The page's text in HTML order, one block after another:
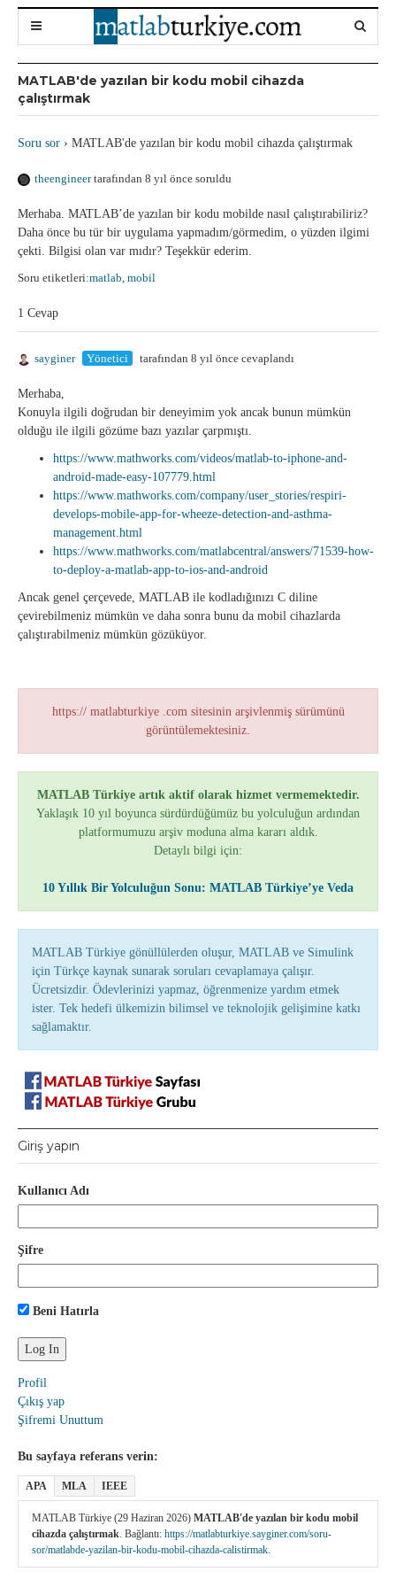
MATLAB'de yazılan bir kodu mobil cihazda
çalıştırmak
Soru sor › MATLAB'de yazılan bir kodu mobil cihazda çalıştırmak
theengineertarafından 8 yıl önce soruldu
Merhaba. MATLAB’de yazılan bir kodu mobilde nasıl çalıştırabiliriz?
Daha önce bu tür bir uygulama yapmadım/görmedim, o yüzden ilgimi
çekti. Bilgisi olan var mıdır? Teşekkür ederim.
Soru etiketleri:matlab, mobil
1 Cevap
sayginer Yönetici tarafından 8 yıl önce cevaplandı
Merhaba,
Konuyla ilgili doğrudan bir deneyimim yok ancak bunun mümkün
olduğu ile ilgili gözüme bazı yazılar çarpmıştı.
https://www.mathworks.com/videos/matlab-to-iphone-and-
android-made-easy-107779.html
https://www.mathworks.com/company/user_stories/respiri-
develops-mobile-app-for-wheeze-detection-and-asthma-
management.html
https://www.mathworks.com/matlabcentral/answers/71539-how-
to-deploy-a-matlab-app-to-ios-and-android
Ancak genel çerçevede, MATLAB ile kodladığınızı C diline
çevirebilmeniz mümkün ve daha sonra bunu da mobil cihazlarda
çalıştırabilmeniz mümkün gözüküyor.
https:// matlabturkiye .com sitesinin arşivlenmiş sürümünü
görüntülemektesiniz.
MATLAB Türkiye artık aktif olarak hizmet vermemektedir.
Yaklaşık 10 yıl boyunca sürdürdüğümüz bu yolculuğun ardından
platformumuzu arşiv moduna alma kararı aldık.
Detaylı bilgi için:
10 Yıllık Bir Yolculuğun Sonu: MATLAB Türkiye’ye Veda
MATLAB Türkiye gönüllülerden oluşur, MATLAB ve Simulink
için Türkçe kaynak sunarak soruları cevaplamaya çalışır.
Ücretsizdir. Ödevlerinizi yapmaz, öğrenmenize yardım etmek
ister. Tek hedefi ülkemizin bilimsel ve teknolojik gelişimine katkı
sağlamaktır.
Giriş yapın
Kullanıcı Adı
Şifre
Beni Hatırla
Profil
Çıkış yap
Şifremi Unuttum
Bu sayfaya referans verin:
APA MLA IEEE
MATLAB Türkiye (29 Haziran 2026) MATLAB'de yazılan bir kodu mobil
cihazda çalıştırmak . Bağlantı: https://matlabturkiye.sayginer.com/soru-
sor/matlabde-yazilan-bir-kodu-mobil-cihazda-calistirmak